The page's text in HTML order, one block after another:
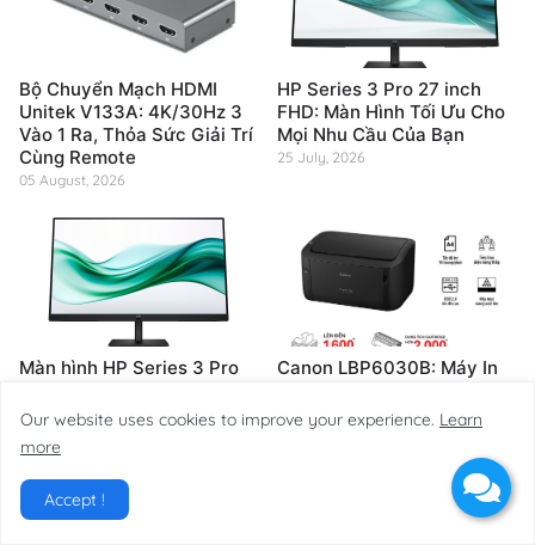
Bộ Chuyển Mạch HDMI
Unitek V133A: 4K/30Hz 3
Vào 1 Ra, Thỏa Sức Giải Trí
Cùng Remote
05 August, 2026
HP Series 3 Pro 27 inch
FHD: Màn Hình Tối Ưu Cho
Mọi Nhu Cầu Của Bạn
25 July, 2026
Màn hình HP Series 3 Pro
Nâng tầm công việc và giải
25 July, 2026
Canon LBP6030B: Máy In
Nhất Cho Văn Phòng & Gia
Đình
Our website uses cookies to improve your experience. Learn
more
Accept !